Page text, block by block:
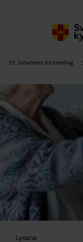
S:t Johannes församling
Lyssna